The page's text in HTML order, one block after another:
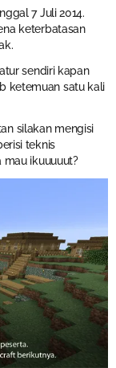
7 Juli 2014.
keterbatasan
sendiri kapan
ketemuan satu kali
silakan mengisi
teknis
mau ikuuuuut?